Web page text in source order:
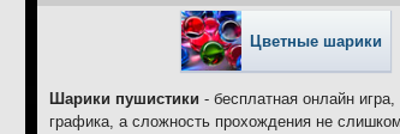
Цветные шарики
Шарики пушистики - бесплатная онлайн
графика, а сложность прохождения не